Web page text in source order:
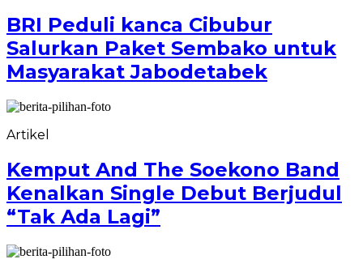
BRI Peduli kanca Cibubur
Salurkan Paket Sembako untuk
Masyarakat Jabodetabek
Artikel
Kemput And The Soekono Band
Kenalkan Single Debut Berjudul
“Tak Ada Lagi”